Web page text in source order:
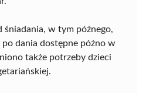
śniadania, w tym późnego,
po dania dostępne późno w
także potrzeby dzieci